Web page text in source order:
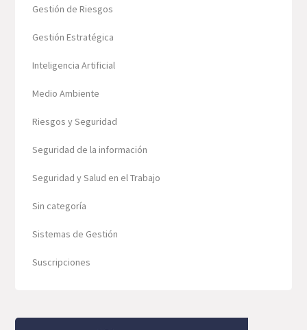
Gestión de Riesgos
Gestión Estratégica
Inteligencia Artificial
Medio Ambiente
Riesgos y Seguridad
Seguridad de la información
Seguridad y Salud en el Trabajo
Sin categoría
Sistemas de Gestión
Suscripciones